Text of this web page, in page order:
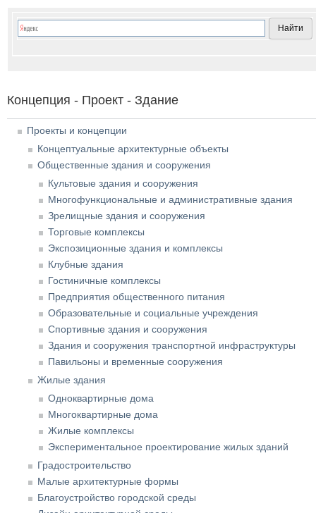
Концепция - Проект - Здание
Проекты и концепции
Концептуальные архитектурные объекты
Общественные здания и сооружения
Культовые здания и сооружения
Многофункциональные и административные здания
Зрелищные здания и сооружения
Торговые комплексы
Экспозиционные здания и комплексы
Клубные здания
Гостиничные комплексы
Предприятия общественного питания
Образовательные и социальные учреждения
Спортивные здания и сооружения
Здания и сооружения транспортной инфраструктуры
Павильоны и временные сооружения
Жилые здания
Одноквартирные дома
Многоквартирные дома
Жилые комплексы
Экспериментальное проектирование жилых зданий
Градостроительство
Малые архитектурные формы
Благоустройство городской среды